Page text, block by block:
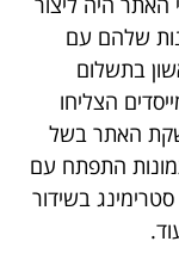
שלהם עם
הראשון בתשלום
הצליחו
האתר בשל
התפתח עם
סטרימינג בשידור